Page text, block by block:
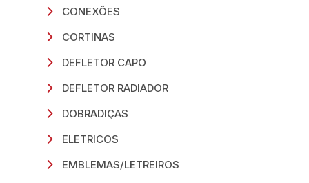
CONEXÕES
CORTINAS
DEFLETOR CAPO
DEFLETOR RADIADOR
DOBRADIÇAS
ELETRICOS
EMBLEMAS/LETREIROS